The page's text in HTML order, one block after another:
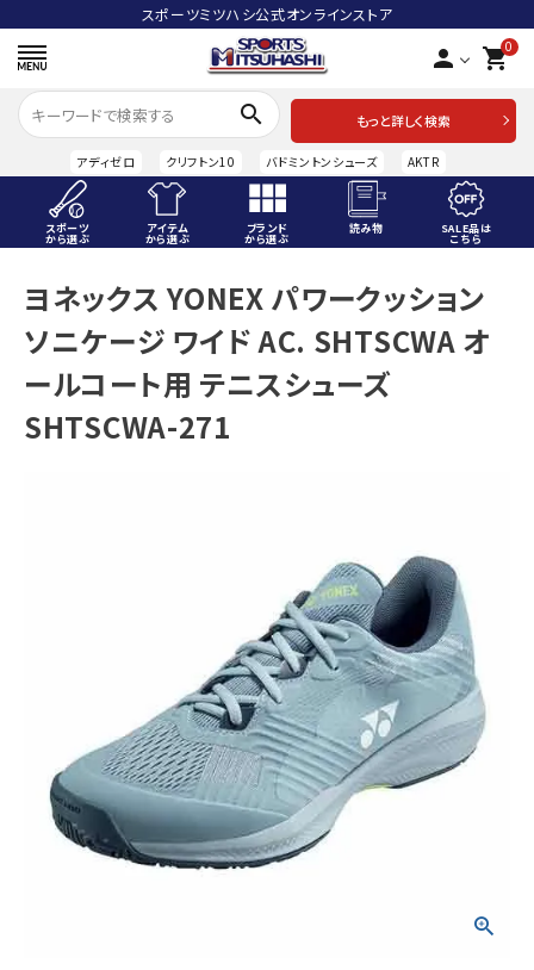
スポーツミツハシ公式オンラインストア
person 0
shopping_cart
search
もっと詳しく検索
アディゼロ クリフトン10 バドミントンシューズ AKTR
スポーツ
から選ぶ
アイテム
から選ぶ
ブランド
から選ぶ
読み物 SALE品は
こちら
ACCOUNT MENU
ようこそ ゲスト 様
ログイン person 会員登録
スポーツから選ぶ
ご利用ガイド
お問い合わせ
メルマガ登録
特定商取引法
ヨネックス YONEX パワークッション
ソニケージ ワイド AC. SHTSCWA オ
ールコート用 テニスシューズ
SHTSCWA-271